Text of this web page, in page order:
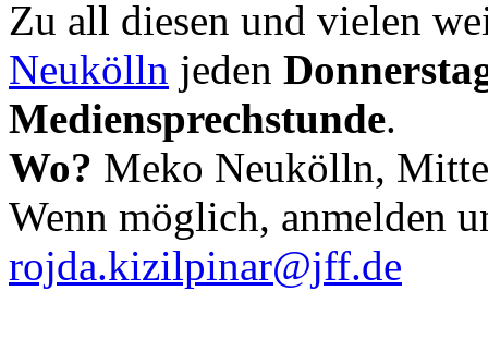
Zu all diesen und vielen
Neukölln jeden
Mediensprechstunde.
Wo? Meko Neukölln,
Wenn möglich, anmelden
rojda.kizilpinar@jff.de